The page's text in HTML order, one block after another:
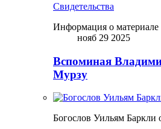
Свидетельства
Информация о материале
нояб 29 2025
Вспоминая
Мурзу
Богослов Уильям Баркли